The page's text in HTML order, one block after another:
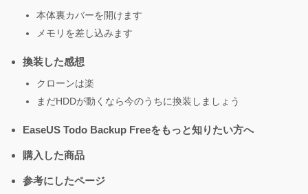
本体裏カバーを開けます
メモリを差し込みます
換装した感想
クローンは楽
まだHDDが動くなら今のうちに換装しましょう
EaseUS Todo Backup Freeをもっと知りたい方へ
購入した商品
参考にしたページ